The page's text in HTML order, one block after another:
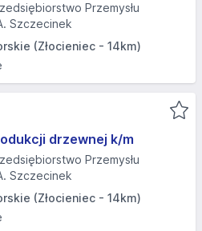
Przemysłu
Szczecinek
(Złocieniec - 14km)
drzewnej k/m
Przemysłu
Szczecinek
(Złocieniec - 14km)